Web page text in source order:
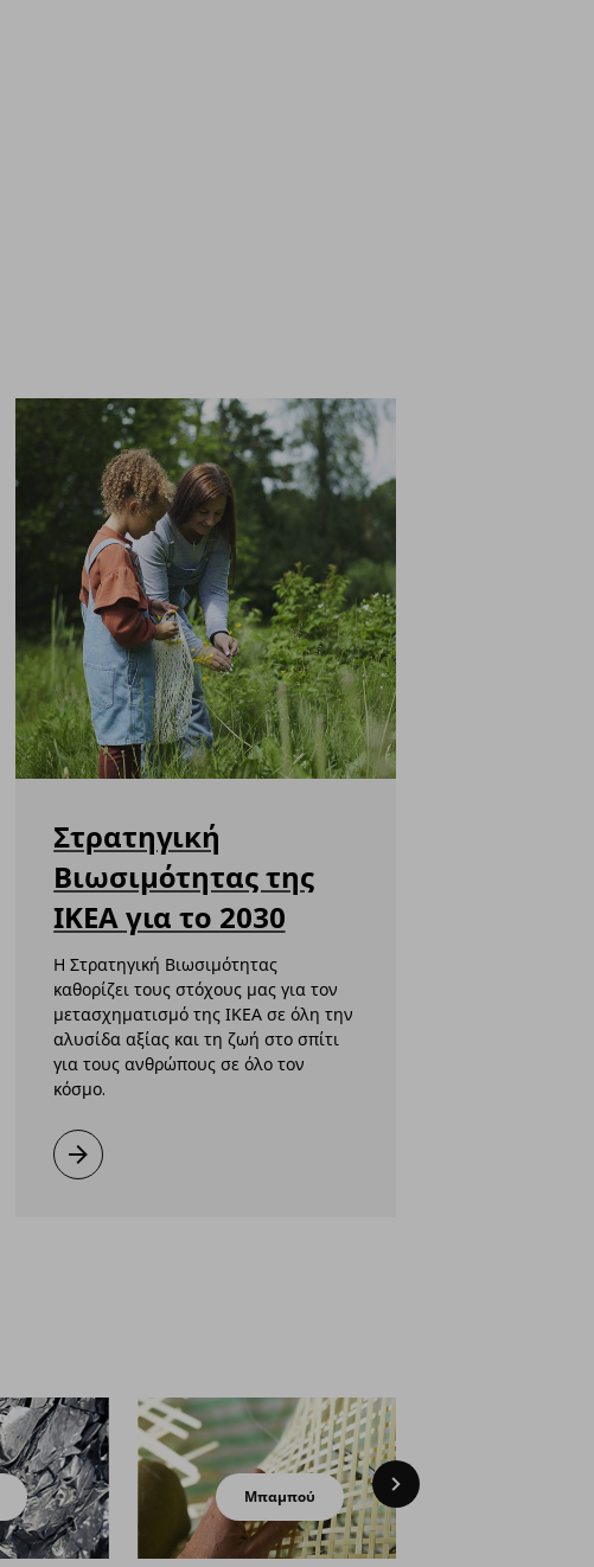
Στρατηγική
Βιωσιμότητας της
ΙΚΕΑ για το 2030
Η Στρατηγική Βιωσιμότητας
καθορίζει τους στόχους μας για τον
μετασχηματισμό της ΙΚΕΑ σε όλη την
αλυσίδα αξίας και τη ζωή στο σπίτι
για τους ανθρώπους σε όλο τον
κόσμο.
Στρατηγική Βιωσιμότητας της ΙΚΕΑ για το 2030
Μάθετε περισσότερα
Μπαμπού Next